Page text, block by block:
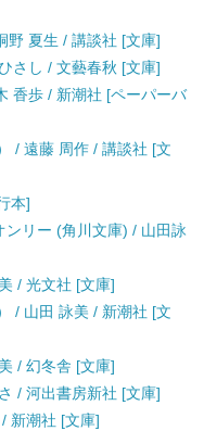
野 夏生 / 講談社 [文庫]
さし / 文藝春秋 [文庫]
香歩 / 新潮社 [ペーパーバ
/ 遠藤 周作 / 講談社 [文
本]
ンリー (角川文庫) / 山田詠
/ 光文社 [文庫]
/ 山田 詠美 / 新潮社 [文
/ 幻冬舎 [文庫]
/ 河出書房新社 [文庫]
新潮社 [文庫]